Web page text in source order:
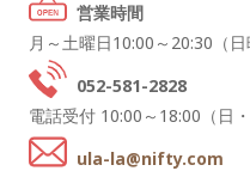
営業時間
月～土曜日10:00～20:30（日
052-581-2828
電話受付 10:00～18:00（日・
ula-la@nifty.com